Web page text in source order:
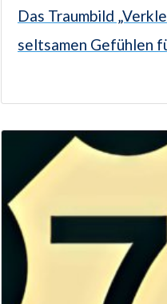
Das Traumbild
seltsamen Gefühlen